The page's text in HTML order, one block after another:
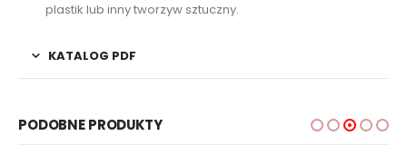
plastik lub inny tworzyw sztuczny.
KATALOG PDF
PODOBNE PRODUKTY